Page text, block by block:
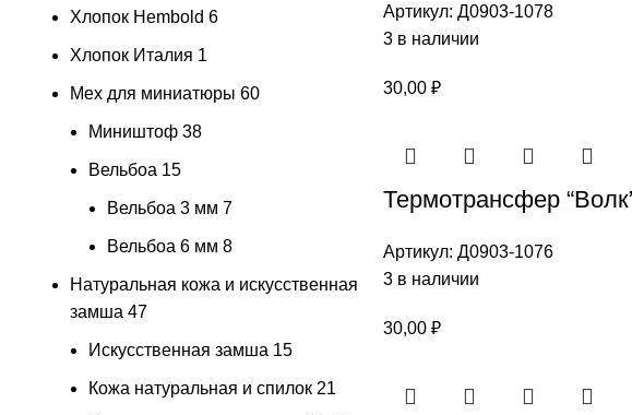
Артикул: Д0903-1078
3 в наличии
30,00 ₽
Термотрансфер
Артикул: Д0903-1076
3 в наличии
30,00 ₽
Хлопок Hembold 6
Хлопок Италия 1
Мех для миниатюры 60
Миништоф 38
Вельбоа 15
Вельбоа 3 мм 7
Вельбоа 6 мм 8
Натуральная кожа и искусственная
замша 47
Искусственная замша 15
Кожа натуральная и спилок 21